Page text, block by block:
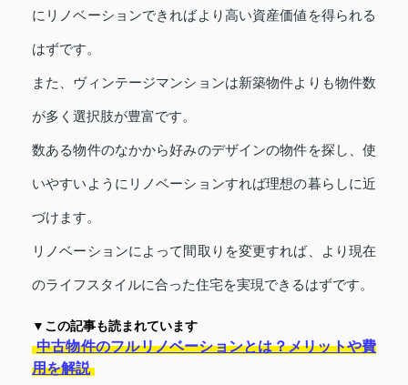
にリノベーションできればより高い資産価値を得られる
はずです。
また、ヴィンテージマンションは新築物件よりも物件数
が多く選択肢が豊富です。
数ある物件のなかから好みのデザインの物件を探し、使
いやすいようにリノベーションすれば理想の暮らしに近
づけます。
リノベーションによって間取りを変更すれば、より現在
のライフスタイルに合った住宅を実現できるはずです。
▼この記事も読まれています
中古物件のフルリノベーションとは？メリットや費
用を解説